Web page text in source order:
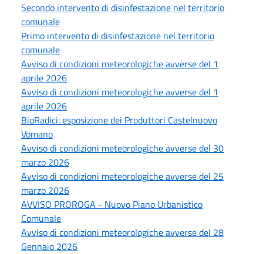
Secondo intervento di disinfestazione nel territorio
comunale
Primo intervento di disinfestazione nel territorio
comunale
Avviso di condizioni meteorologiche avverse del 1
aprile 2026
Avviso di condizioni meteorologiche avverse del 1
aprile 2026
BioRadici: esposizione dei Produttori Castelnuovo
Vomano
Avviso di condizioni meteorologiche avverse del 30
marzo 2026
Avviso di condizioni meteorologiche avverse del 25
marzo 2026
AVVISO PROROGA - Nuovo Piano Urbanistico
Comunale
Avviso di condizioni meteorologiche avverse del 28
Gennaio 2026